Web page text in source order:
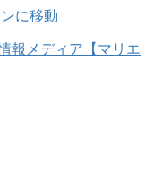
に移動